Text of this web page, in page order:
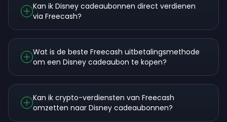
Kan ik Disney cadeaubonnen direct verdienen
via Freecash?
Wat is de beste Freecash uitbetalingsmethode
om een Disney cadeaubon te kopen?
Kan ik crypto-verdiensten van Freecash
omzetten naar Disney cadeaubonnen?